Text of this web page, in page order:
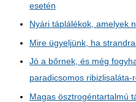
esetén
Nyári táplálékok, amelyek
Mire ügyeljünk, ha
Jó a bőrnek, és még
paradicsomos ribizlisaláta-
Magas ösztrogéntartalmú